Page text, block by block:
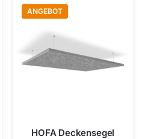
ANGEBOT
HOFA Deckensegel